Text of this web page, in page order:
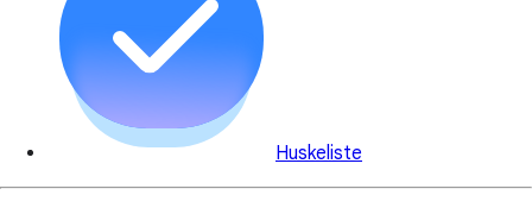
Huskeliste